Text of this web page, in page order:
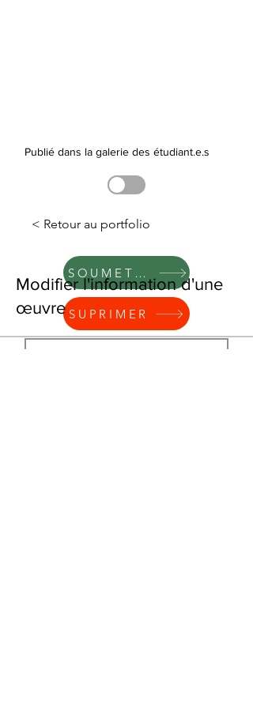
Publié dans la galerie des étudiant.e.s
SOUMETTRE
SUPRIMER
< Retour au portfolio
Modifier l'information d'une
œuvre